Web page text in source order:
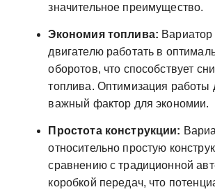
значительное преимущество.
Экономия топлива: Вариатор
двигателю работать в
оборотов, что способствует
топлива. Оптимизация работы
важный фактор для экономии.
Простота конструкции:
относительно простую
сравнению с традиционной
коробкой передач, что